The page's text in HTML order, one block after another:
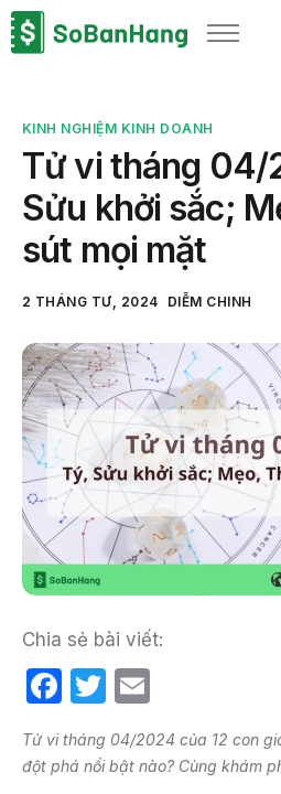
Sản phẩm
Bảng giá
Blog
Thông tin thuế
Về chúng tôi
KINH NGHIỆM KINH DOANH
Tử vi tháng 04/
Sửu khởi sắc;
sút mọi mặt
2 THÁNG TƯ, 2024 DIỄM CHINH
Chia sẻ bài viết:
F
c
T
itt ail
Tử vi tháng 04/2024 của 12 con
đột phá nổi bật nào? Cùng khám